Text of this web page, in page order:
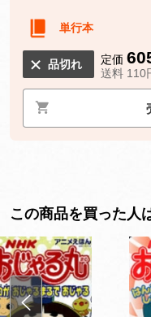
単行本
品切れ 定価
送料 110
この商品を買った人